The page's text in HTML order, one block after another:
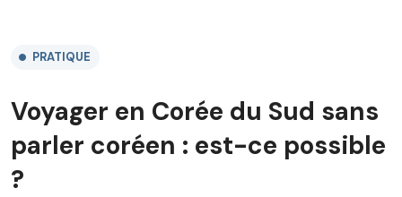
PRATIQUE
Voyager en Corée du Sud sans
parler coréen : est-ce possible
?